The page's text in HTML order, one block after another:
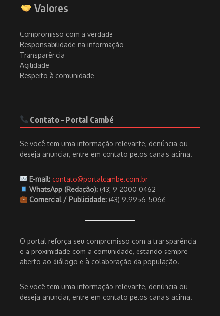
Valores
Compromisso com a verdade
Responsabilidade na informação
Transparência
Agilidade
Respeito à comunidade
Contato – Portal Cambé
Se você tem uma informação relevante, denúncia ou
deseja anunciar, entre em contato pelos canais acima.
E-mail: contato@portalcambe.com.br
WhatsApp (Redação):(43) 9 2000-0462
Comercial / Publicidade:(43) 9.9956-5066
O portal reforça seu compromisso com a transparência
e a proximidade com a comunidade, estando sempre
aberto ao diálogo e à colaboração da população.
Se você tem uma informação relevante, denúncia ou
deseja anunciar, entre em contato pelos canais acima.